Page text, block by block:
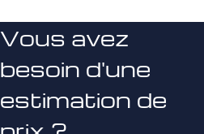
Vous avez
besoin d'une
estimation de